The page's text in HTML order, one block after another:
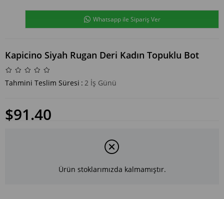
Whatsapp ile Sipariş Ver
Kapicino Siyah Rugan Deri Kadın Topuklu Bot
Tahmini Teslim Süresi : 2 İş Günü
$91.40
Ürün stoklarımızda kalmamıştır.